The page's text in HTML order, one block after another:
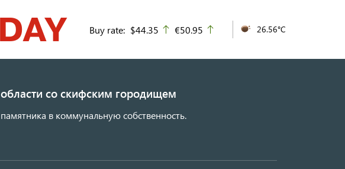
Buy rate: $44.35 up
€50.95 26.56°C
со скифским городищем
в коммунальную собственность.